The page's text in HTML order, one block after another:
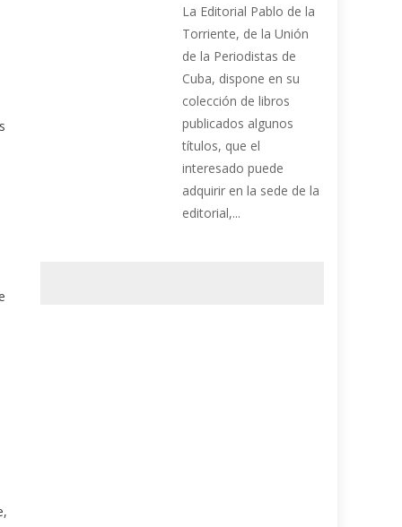
La Editorial Pablo de la
Torriente, de la Unión
de la Periodistas de
Cuba, dispone en su
colección de libros
publicados algunos
títulos, que el
interesado puede
adquirir en la sede de la
editorial,...